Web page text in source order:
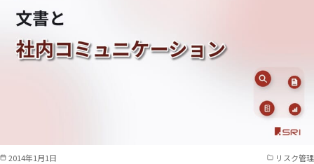
2014年1月1日 リスク管理